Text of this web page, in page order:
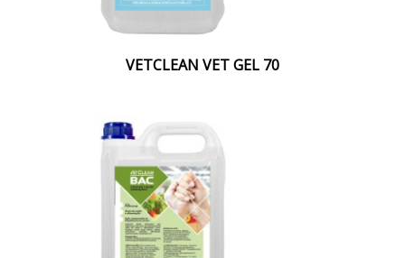
VETCLEAN VET GEL 70